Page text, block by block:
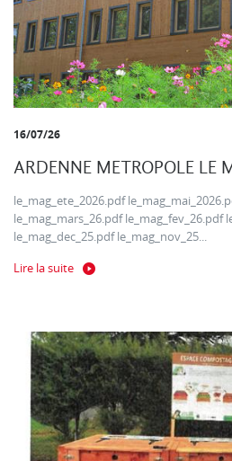
16/07/26
ARDENNE METROPOLE LE
le_mag_ete_2026.pdf
le_mag_mars_26.pdf le_mag_fev_26.pdf
le_mag_dec_25.pdf le_mag_nov_25...
Lire la suite